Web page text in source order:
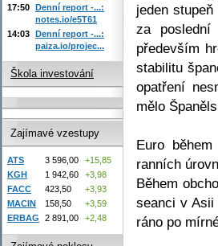
jeden
za poslední
především
stabilitu
opatření
mělo
Euro
ranních
Během
seanci v Asii
ráno po
17:50 Denní report -...:
notes.io/e5T61
14:03 Denní report -...:
paiza.io/projec...
Škola investování
Zajímavé vzestupy
ATS 3 596,00
+15,85
KGH
1 942,60
+3,98
FACC
423,50
+3,93
MACIN
158,50
+3,59
ERBAG
2 891,00 +2,48